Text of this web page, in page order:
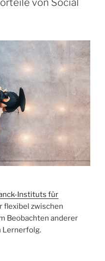
von Social
Instituts für
flexibel zwischen
Beobachten anderer
Lernerfolg.